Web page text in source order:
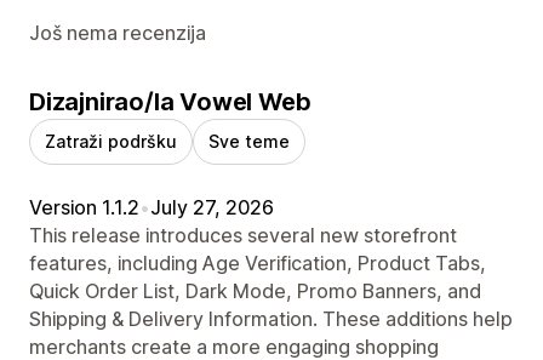
Još nema recenzija
Dizajnirao/la Vowel Web
Zatraži podršku Sve teme
Version 1.1.2•July 27, 2026
This release introduces several new storefront
features, including Age Verification, Product Tabs,
Quick Order List, Dark Mode, Promo Banners, and
Shipping & Delivery Information. These additions help
merchants create a more engaging shopping